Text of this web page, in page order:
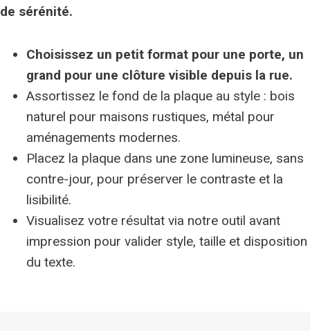
de sérénité.
Choisissez un petit format pour une porte, un
grand pour une clôture visible depuis la rue.
Assortissez le fond de la plaque au style : bois
naturel pour maisons rustiques, métal pour
aménagements modernes.
Placez la plaque dans une zone lumineuse, sans
contre-jour, pour préserver le contraste et la
lisibilité.
Visualisez votre résultat via notre outil avant
impression pour valider style, taille et disposition
du texte.